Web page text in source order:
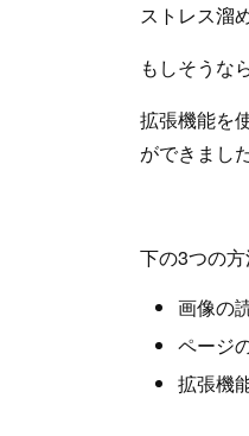
ストレス溜
もしそうな
拡張機能を
ができました
下の3つの方
画像の
ページ
拡張機